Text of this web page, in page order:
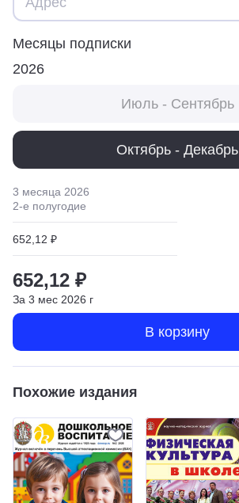
Месяцы подписки
2026
Июль - Сентябрь
Октябрь - Декабрь
3 месяца 2026
2-е полугодие
652,12 ₽
652,12 ₽
За 3 мес 2026 г
В корзину
Похожие издания